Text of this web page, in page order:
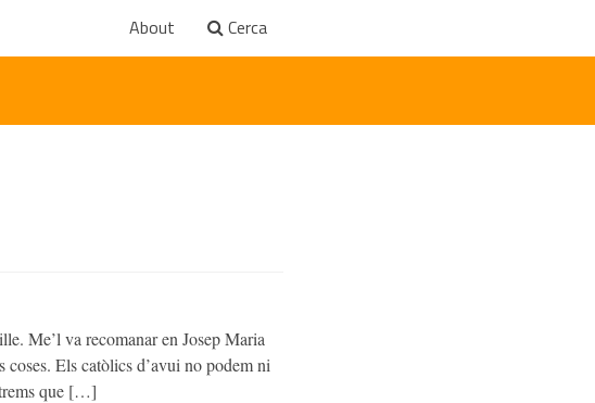
About Cerca
Me’l va recomanar en Josep Maria
Els catòlics d’avui no podem ni
que […]